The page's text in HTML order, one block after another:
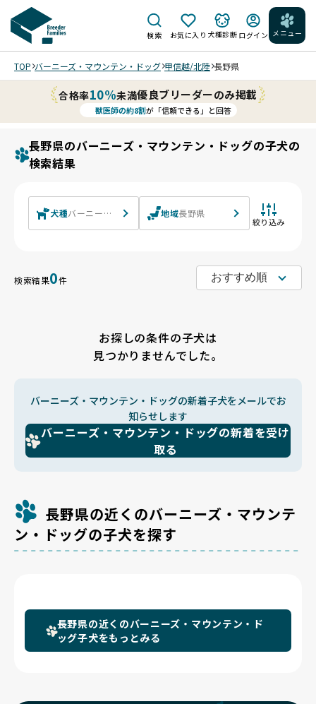
検索 お気に入り 犬種診断 ログイン メニュー
TOP バーニーズ・マウンテン・ドッグ 甲信越/北陸 長野県
合格率10%未満優良ブリーダーのみ掲載
獣医師の約8割が「信頼できる」と回答
長野県のバーニーズ・マウンテン・ドッグの子犬の
検索結果
犬種バーニーズ・マウンテン・ドッグ
地域長野県
絞り込み
検索結果0件
お探しの条件の子犬は
見つかりませんでした。
バーニーズ・マウンテン・ドッグの新着子犬をメールでお
知らせします
バーニーズ・マウンテン・ドッグの新着を受け
取る
長野県の近くのバーニーズ・マウンテ
ン・ドッグの子犬を探す
長野県の近くのバーニーズ・マウンテン・ド
ッグ子犬をもっとみる